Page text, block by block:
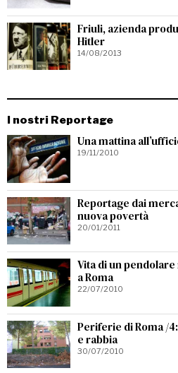
Friuli, azienda
Hitler
14/08/2013
I nostri Reportage
Una mattina
19/11/2010
Reportage dai
nuova povertà
20/01/2011
Vita di un
a Roma
22/07/2010
Periferie di Roma /
e rabbia
30/07/2010